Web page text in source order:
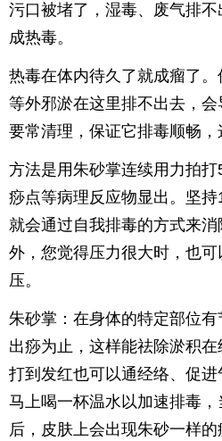
污口被堵了，湿毒、废气排
成热毒。
热毒在体内待久了就成瘤了
等外邪淤在这里排不出去，
要常清理，保证它排毒顺畅，
方法是用朱砂掌连续用力拍打
痧点等病理反应物显出。坚
就会通过自我排毒的方式来
外，您觉得压力很大时，也
压。
朱砂掌：在身体的特定部位有
出痧为止，这样能祛除淤积
打到发红也可以通经络、促
马上喝一杯温水以加速排毒
后，皮肤上会出现朱砂一样的